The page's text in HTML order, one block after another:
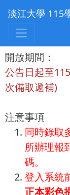
淡江大學 115
開放期間：
公告日起至
次備取遞補)
注意事項
同時錄取
所辦理報
碼。
登入系統
正本彩色